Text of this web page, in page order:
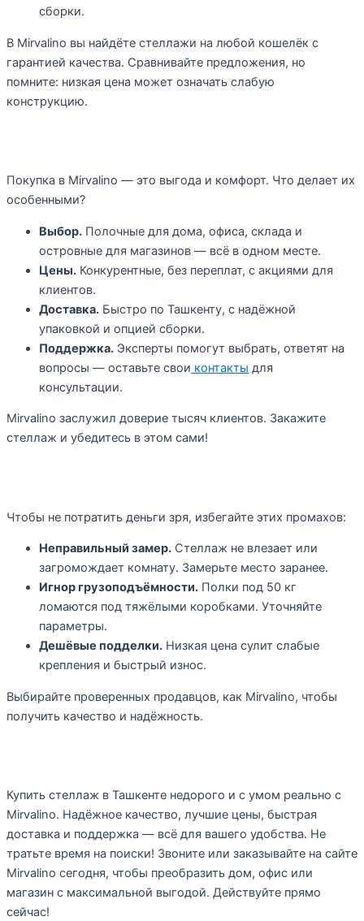
сборки.
В Mirvalino вы найдёте стеллажи на любой кошелёк с
гарантией качества. Сравнивайте предложения, но
помните: низкая цена может означать слабую
конструкцию.
Покупка в Mirvalino — это выгода и комфорт. Что делает их
особенными?
Выбор. Полочные для дома, офиса, склада и
островные для магазинов — всё в одном месте.
Цены. Конкурентные, без переплат, с акциями для
клиентов.
Доставка. Быстро по Ташкенту, с надёжной
упаковкой и опцией сборки.
Поддержка. Эксперты помогут выбрать, ответят на
вопросы — оставьте свои контакты для
консультации.
Mirvalino заслужил доверие тысяч клиентов. Закажите
стеллаж и убедитесь в этом сами!
Чтобы не потратить деньги зря, избегайте этих промахов:
Неправильный замер. Стеллаж не влезает или
загромождает комнату. Замерьте место заранее.
Игнор грузоподъёмности. Полки под 50 кг
ломаются под тяжёлыми коробками. Уточняйте
параметры.
Дешёвые подделки. Низкая цена сулит слабые
крепления и быстрый износ.
Выбирайте проверенных продавцов, как Mirvalino, чтобы
получить качество и надёжность.
Купить стеллаж в Ташкенте недорого и с умом реально с
Mirvalino. Надёжное качество, лучшие цены, быстрая
доставка и поддержка — всё для вашего удобства. Не
тратьте время на поиски! Звоните или заказывайте на сайте
Mirvalino сегодня, чтобы преобразить дом, офис или
магазин с максимальной выгодой. Действуйте прямо
сейчас!